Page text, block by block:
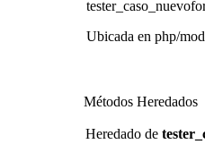
Ubicada en php/
Métodos Heredados
Heredado de